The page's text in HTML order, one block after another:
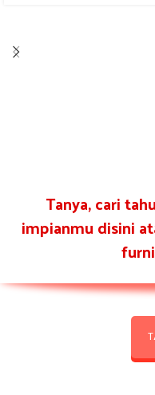
Tanya, cari
impianmu disini